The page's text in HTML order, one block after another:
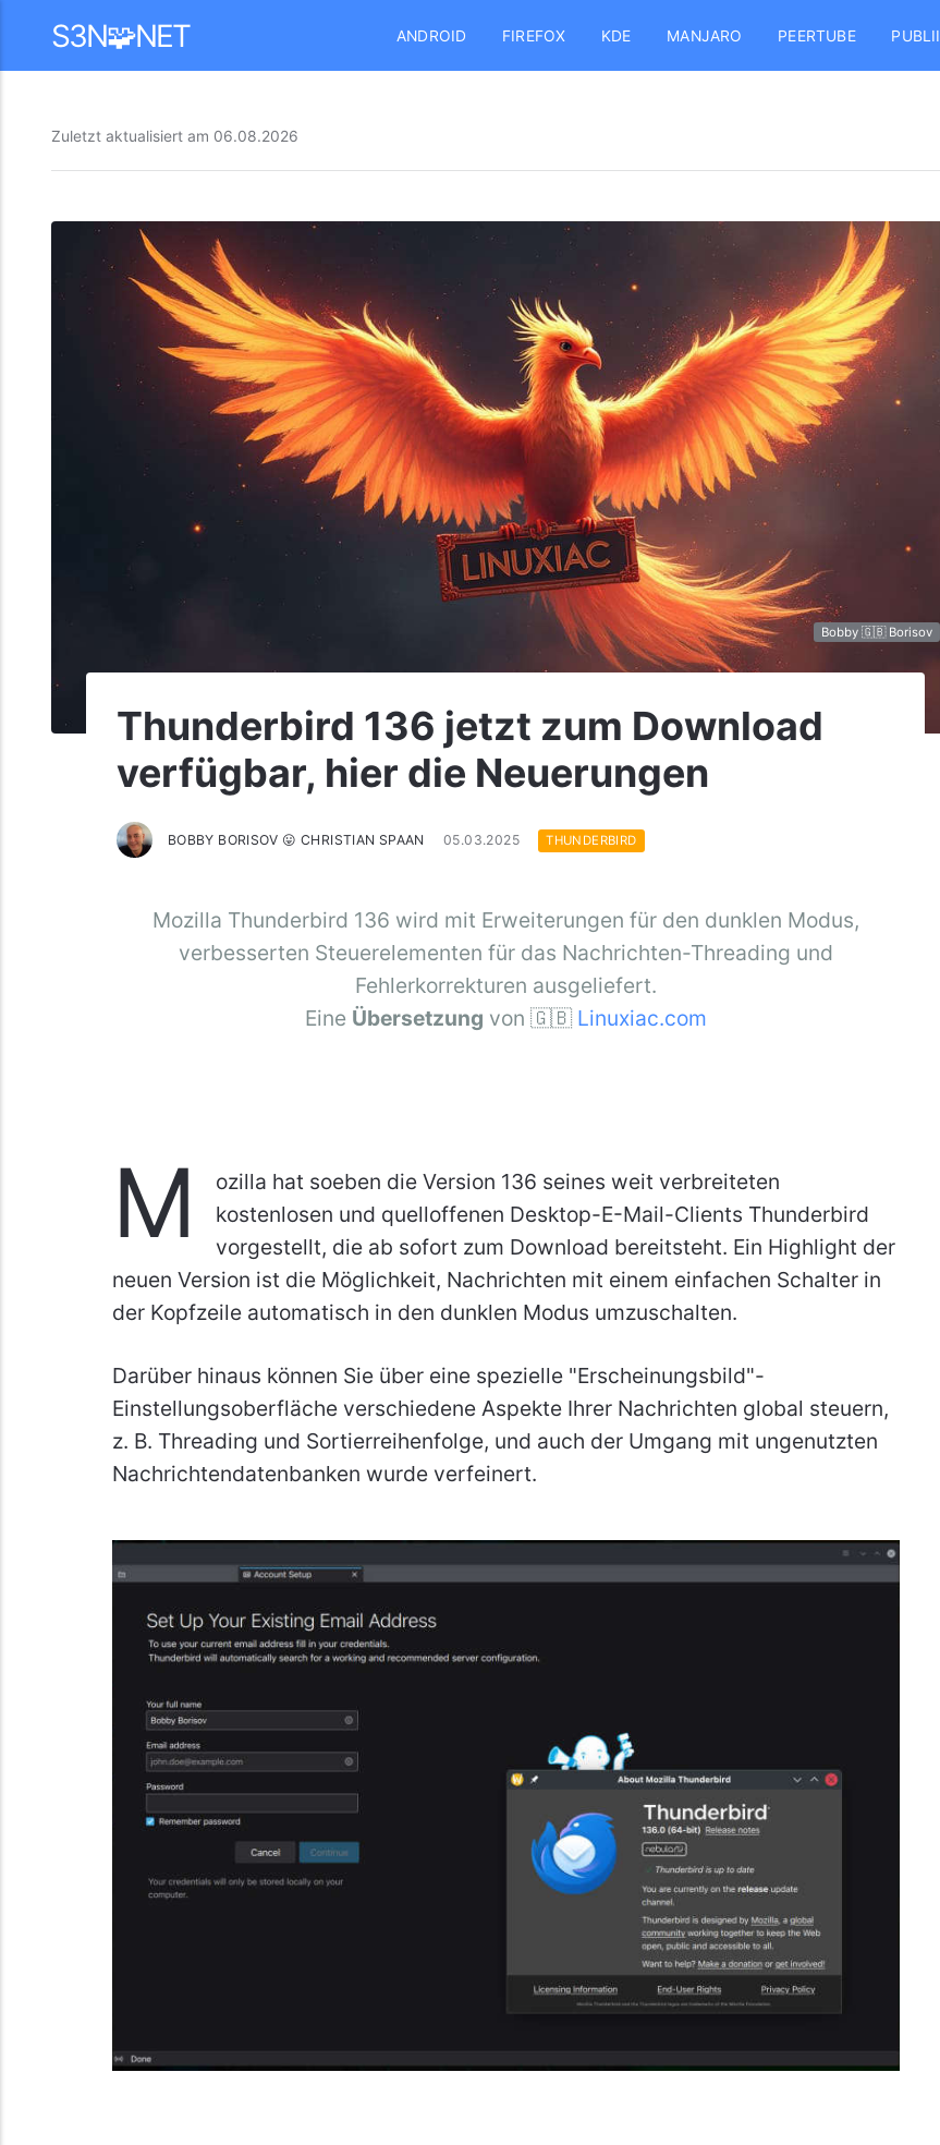
S3N🧩NET ANDROID FIREFOX KDE MANJARO PEERTUBE PUBLII
Zuletzt aktualisiert am 06.08.2026
Bobby 🇬🇧 Borisov
Thunderbird 136 jetzt zum Download
verfügbar, hier die Neuerungen
BOBBY BORISOV 😛 CHRISTIAN SPAAN 05.03.2025 THUNDERBIRD
Mozilla Thunderbird 136 wird mit Erweiterungen für den dunklen Modus,
verbesserten Steuerelementen für das Nachrichten-Threading und
Fehlerkorrekturen ausgeliefert.
Eine Übersetzung von 🇬🇧 Linuxiac.com
M
ozilla hat soeben die Version 136 seines weit verbreiteten
kostenlosen und quelloffenen Desktop-E-Mail-Clients Thunderbird
vorgestellt, die ab sofort zum Download bereitsteht. Ein Highlight der
neuen Version ist die Möglichkeit, Nachrichten mit einem einfachen Schalter in
der Kopfzeile automatisch in den dunklen Modus umzuschalten.
Darüber hinaus können Sie über eine spezielle "Erscheinungsbild"-
Einstellungsoberfläche verschiedene Aspekte Ihrer Nachrichten global steuern,
z. B. Threading und Sortierreihenfolge, und auch der Umgang mit ungenutzten
Nachrichtendatenbanken wurde verfeinert.